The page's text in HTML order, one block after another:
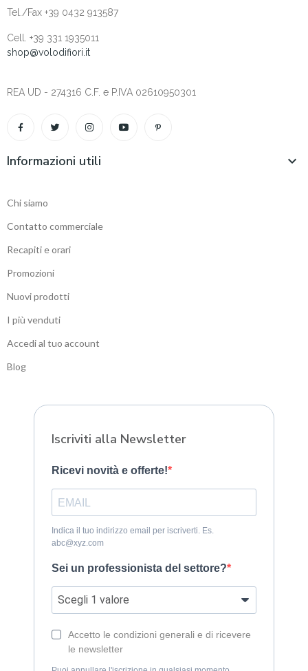
Tel./Fax +39 0432 913587
Cell. +‎39 331 1935011
shop@volodifiori.it
REA UD - 274316 C.F. e P.IVA 02610950301
Informazioni utili 
Chi siamo
Contatto commerciale
Recapiti e orari
Promozioni
Nuovi prodotti
I più venduti
Accedi al tuo account
Blog
Iscriviti alla Newsletter
Ricevi novità e offerte!
Indica il tuo indirizzo email per iscriverti. Es.
abc@xyz.com
Sei un professionista del settore?
Accetto le condizioni generali e di ricevere
le newsletter